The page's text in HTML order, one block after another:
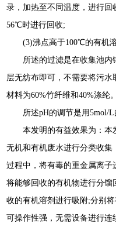
录，加热至不同温度，进行回
56℃时进行回收;
(3)沸点高于100℃的有机溶
所述的过滤是在收集池内
层无纺布即可，不需要将污水
材料为60%竹纤维和40%涤纶。
所述pH的调节是用5mol/L
本发明的有益效果为：本
无机和有机废水进行分类收
过程中，将有毒的重金属离
将能够回收的有机物进行分馏
收的有机溶剂进行吸附;分别
可操作性强，无需设备进行连